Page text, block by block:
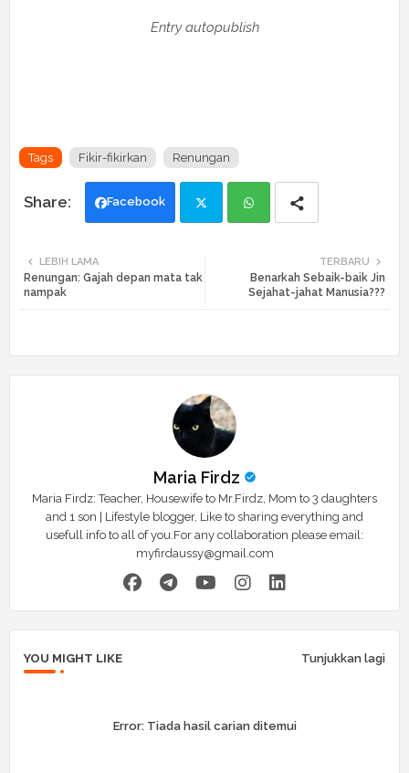
Entry autopublish
Tags Fikir-fikirkan Renungan
Facebook
tte ats
TERBARU
Benarkah Sebaik-baik Jin
Sejahat-jahat Manusia???
LEBIH LAMA
Renungan: Gajah depan mata tak
nampak
Maria Firdz
Maria Firdz: Teacher, Housewife to Mr.Firdz, Mom to 3 daughters
and 1 son | Lifestyle blogger, Like to sharing everything and
usefull info to all of you.For any collaboration please email:
myfirdaussy@gmail.com
YOU MIGHT LIKE Tunjukkan lagi
Error:Tiada hasil carian ditemui